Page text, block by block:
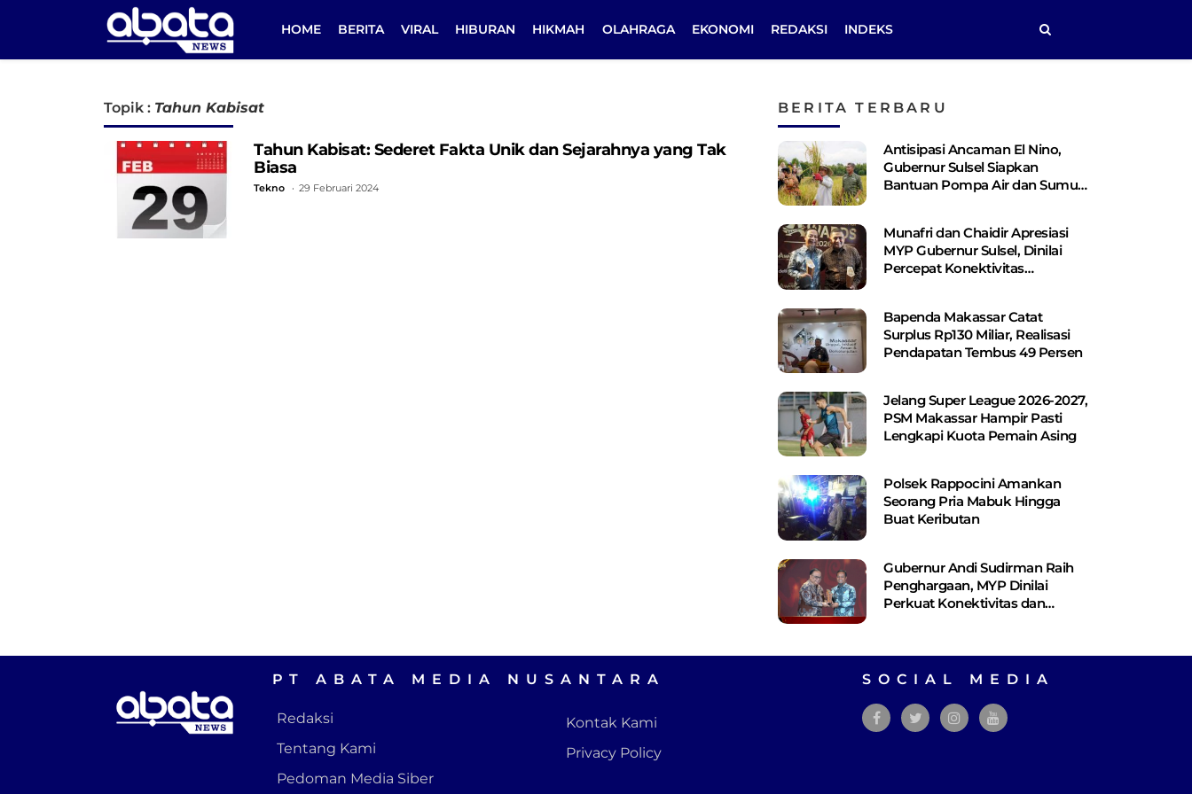
HOME BERITA VIRAL HIBURAN HIKMAH OLAHRAGA EKONOMI REDAKSI INDEKS
Topik : Tahun Kabisat
Tahun Kabisat: Sederet Fakta Unik dan Sejarahnya yang Tak
Biasa
Tekno 29 Februari 2024
BERITA TERBARU
Antisipasi Ancaman El Nino,
Gubernur Sulsel Siapkan
Bantuan Pompa Air dan Sumur
Munafri dan Chaidir Apresiasi
MYP Gubernur Sulsel, Dinilai
Percepat Konektivitas
Bapenda Makassar Catat
Surplus Rp130 ​​Miliar, Realisasi
Pendapatan Tembus 49 Persen
Jelang Super League 2026-2027,
PSM Makassar Hampir Pasti
Lengkapi Kuota Pemain Asing
Polsek Rappocini Amankan
Seorang Pria Mabuk Hingga
Buat Keributan
Gubernur Andi Sudirman Raih
Penghargaan, MYP Dinilai
Perkuat Konektivitas dan
PT ABATA MEDIA NUSANTARA
Redaksi
Tentang Kami
Pedoman Media Siber
Kontak Kami
Privacy Policy
SOCIAL MEDIA